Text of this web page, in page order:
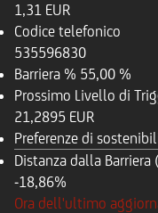
1,31 EUR
Codice telefonico
535596830
Barriera % 55,00 %
Prossimo Livello di
21,2895 EUR
Preferenze di
Distanza dalla Barriera
-18,86%
Ora dell'ultimo